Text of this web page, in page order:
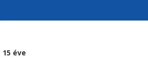
éve